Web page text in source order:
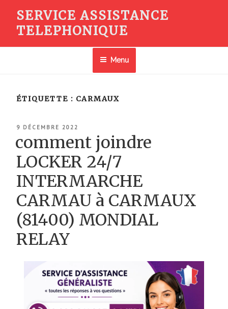
contenu
SERVICE ASSISTANCE
TELEPHONIQUE
Menu
ÉTIQUETTE : CARMAUX
PUBLIÉ
9 DÉCEMBRE 2022
comment joindre
LOCKER 24/7
INTERMARCHE
CARMAU à CARMAUX
(81400) MONDIAL
RELAY